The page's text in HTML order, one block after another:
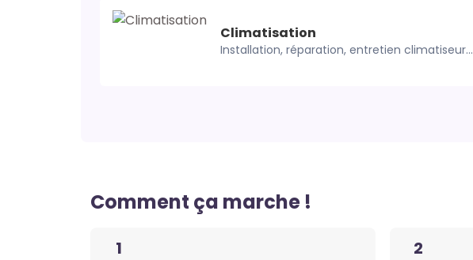
Climatisation
Installation, réparation, entretien climatiseur...
Comment ça marche !
1 2